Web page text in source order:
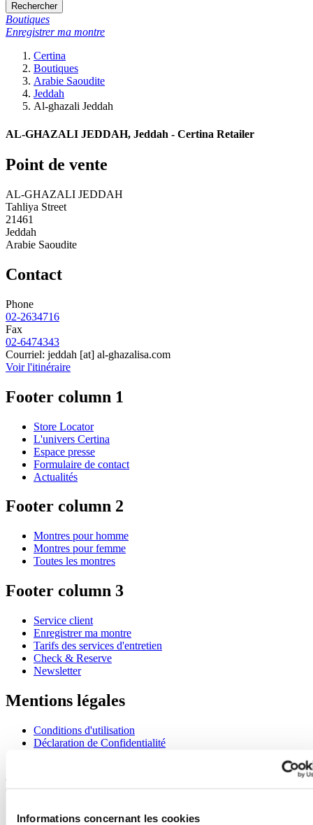
Informations concernant les cookies
Rechercher
Boutiques
Enregistrer ma montre
Certina
Boutiques
Arabie Saoudite
Jeddah
Al-ghazali Jeddah
AL-GHAZALI JEDDAH, Jeddah - Certina Retailer
Point de vente
AL-GHAZALI JEDDAH
Tahliya Street
21461
Jeddah
Arabie Saoudite
Contact
Phone
02-2634716
Fax
02-6474343
Courriel: jeddah [at] al-ghazalisa.com
Voir l'itinéraire
Footer column 1
Store Locator
L'univers Certina
Espace presse
Formulaire de contact
Actualités
Footer column 2
Montres pour homme
Montres pour femme
Toutes les montres
Footer column 3
Service client
Enregistrer ma montre
Tarifs des services d'entretien
Check & Reserve
Newsletter
Mentions légales
Conditions d'utilisation
Déclaration de Confidentialité
Rejoignez le club CERTINA
S'inscrire pour recevoir des informations exclusives